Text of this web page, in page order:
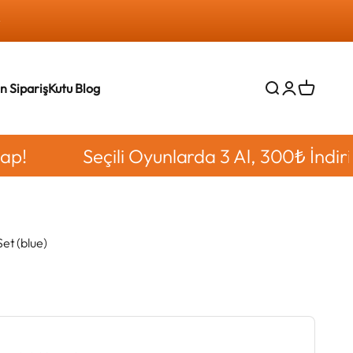
SiparişKutu Blog
Ara Giriş yap
Sepet
Seçili Oyunlarda 3 Al, 300₺ İndirimi
(blue)